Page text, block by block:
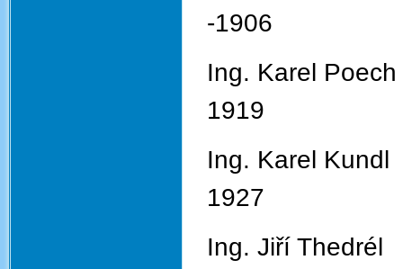
-1906
Ing.
1919
Ing.
1927
Ing.